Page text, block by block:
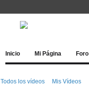
Inicio Mi Página Foro
Todos los vídeos Mis Vídeos